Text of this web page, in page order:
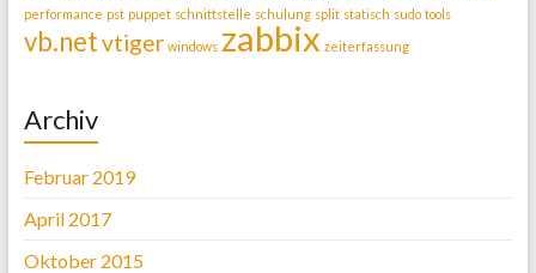
performance pst puppet schnittstelle schulung split statisch sudo tools
vb.netvtiger windows zabbix zeiterfassung
Archiv
Februar 2019
April 2017
Oktober 2015